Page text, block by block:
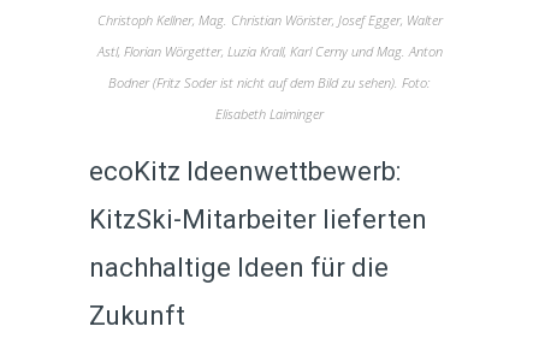
Christoph Kellner, Mag. Christian Wörister, Josef Egger, Walter
Astl, Florian Wörgetter, Luzia Krall, Karl Cerny und Mag. Anton
Bodner (Fritz Soder ist nicht auf dem Bild zu sehen). Foto:
Elisabeth Laiminger
ecoKitz Ideenwettbewerb:
KitzSki-Mitarbeiter lieferten
nachhaltige Ideen für die
Zukunft